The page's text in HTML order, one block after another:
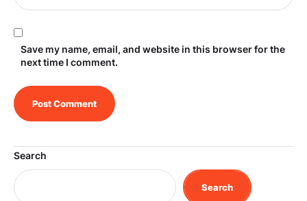
Save my name, email, and website in this browser for the
next time I comment.
Search
Search